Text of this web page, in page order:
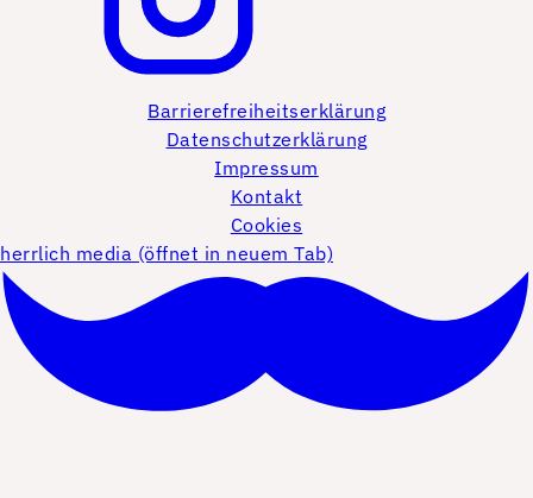
Barrierefreiheitserklärung
Datenschutzerklärung
Impressum
Kontakt
Cookies
herrlich media (öffnet in neuem Tab)